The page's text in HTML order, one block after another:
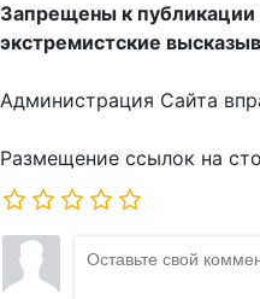
Запрещены к публикации
экстремистские
Администрация Сайта
Размещение ссылок на